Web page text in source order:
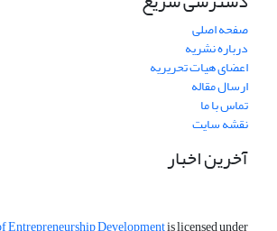
صفحه اصلی
درباره نشریه
اعضای هیات تحریریه
ارسال مقاله
تماس با ما
نقشه سایت
آخرین اخبار